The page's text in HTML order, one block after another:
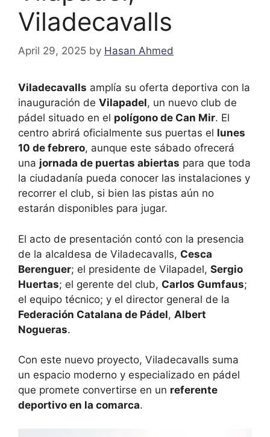
Viladecavalls
April 29, 2025 by Hasan Ahmed
Viladecavalls amplía su oferta deportiva con la
inauguración de Vilapadel, un nuevo club de
pádel situado en el polígono de Can Mir. El
centro abrirá oficialmente sus puertas el lunes
10 de febrero, aunque este sábado ofrecerá
una jornada de puertas abiertas para que toda
la ciudadanía pueda conocer las instalaciones y
recorrer el club, si bien las pistas aún no
estarán disponibles para jugar.
El acto de presentación contó con la presencia
de la alcaldesa de Viladecavalls, Cesca
Berenguer; el presidente de Vilapadel, Sergio
Huertas; el gerente del club, Carlos Gumfaus;
el equipo técnico; y el director general de la
Federación Catalana de Pádel, Albert
Nogueras.
Con este nuevo proyecto, Viladecavalls suma
un espacio moderno y especializado en pádel
que promete convertirse en un referente
deportivo en la comarca.